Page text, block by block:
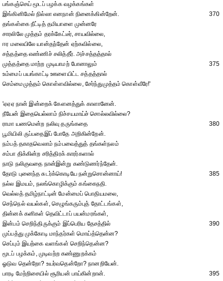
பங்கஞ்செய் மூடப் பழக்க வழக்கங்கள்
இங்கினிமேல் நில்லா எனநான் நினைக்கின்றேன்.
370
தங்கள்கை நீட்டித் தமியாளை முன்னரே
சாரலிலே முத்தம் தரக்கேட்டீர், சாயவில்லை,
ஈர மலையிலே யான்தந்தேன் ஏற்கவில்லை,
சத்தத்தை எண்ணிச் சலித்தீர். அச்சத்தத்தால்
முத்தத்தை மாற்ற முடியாமற் போனாலும்
375
உம்மைப் பயங்காட்டி ஊளையிட்ட சத்தத்தால்
செம்மைமுத்தம் கொள்ளவில்லை, சேர்ந்துமுத்தம் கொள்வீரே!'
'ஏஏஏ நான் இன்றைக் கேளனத்துக் காளானேன்.
நீயேன் இதையெல்லாம் நிச்சயமாய்ச் சொல்லவில்லை?
ராமா யணமென்ற நலிவு தருங்கதை
380
பூமியிலி ருப்பதைஇப் போதே அறிகின்றேன்.
நம்பத் தகாதவெலாம் நம்பவைத்துத் தங்கள்நலம்
சம்பா திக்கின்ற சரித்திரக் காரர்களால்
நாடு நலிகுவதை நான்இன்று கண்டுணர்ந்தேன்.
தோடு புனைந்த சுடர்க்கொடியே நன்றுசொன்னாய்!
385
நல்ல இமயம், நலங்கொழிக்கும் கங்கைநதி.
வெல்லத் தமிழ்நாட்டின் மேன்மைப் பொதியமலை,
செந்நெல் வயல்கள், செழுங்கரும்புத் தோட்டங்கள்,
தின்னக் கனிகள் தெவிட்டாப் பயன்மரங்கள்,
இன்பம் செறிந்திருக்கும் இப்பெரிய தேசத்தில்
390
முப்பத்து முக்கோடி மாந்தர்கள் மொய்த்தென்ன?
செப்பும் இயற்கை வளங்கள் செறிந்தென்ன?
மூடப் பழக்கம், முடிவற்ற கண்ணுறக்கம்
ஓடுவ தென்றோ? உயர்வதென்றோ? நானறியேன்.
பாரடி மேற்றிசையில் சூரியன் பாய்கின்றான்.
395